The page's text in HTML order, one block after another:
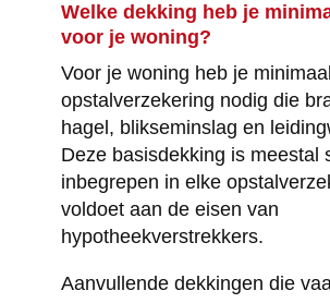
Welke dekking heb je
voor je woning?
Voor je woning heb je
opstalverzekering nodig die
hagel, blikseminslag en
Deze basisdekking is meestal
inbegrepen in elke
voldoet aan de eisen van
hypotheekverstrekkers.
Aanvullende dekkingen die